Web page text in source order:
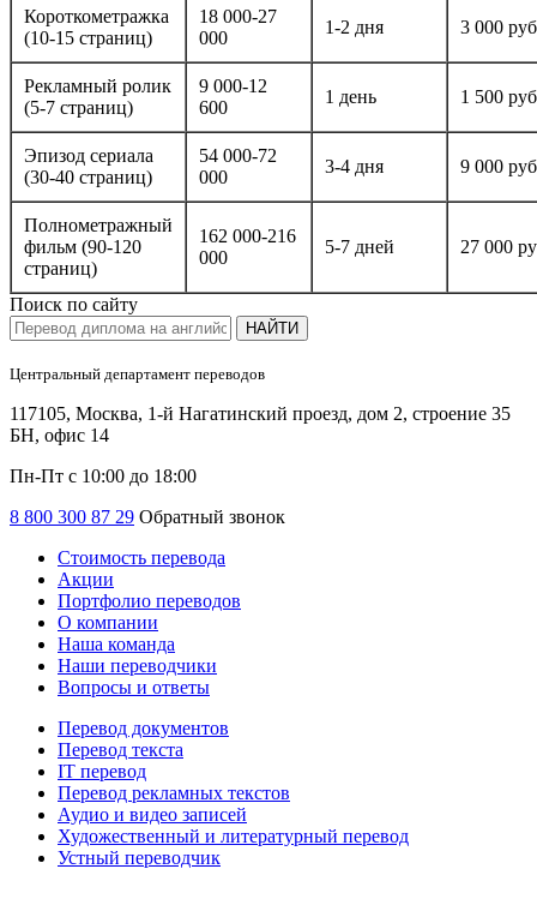
Короткометражка
(10-15 страниц)
18 000-27
000
1-2 дня 3 000
Рекламный ролик
(5-7 страниц)
9 000-12
600
1 день 1 500
Эпизод сериала
(30-40 страниц)
54 000-72
000
3-4 дня 9 000
Полнометражный
фильм (90-120
страниц)
162 000-216
000
5-7 дней 27 000
Поиск по сайту
НАЙТИ
Центральный департамент переводов
117105, Москва, 1-й Нагатинский проезд, дом 2, строение 35
БН, офис 14
Пн-Пт с 10:00 до 18:00
8 800 300 87 29 Обратный звонок
Стоимость перевода
Акции
Портфолио переводов
О компании
Наша команда
Наши переводчики
Вопросы и ответы
Перевод документов
Перевод текста
IT перевод
Перевод рекламных текстов
Аудио и видео записей
Художественный и литературный перевод
Устный переводчик